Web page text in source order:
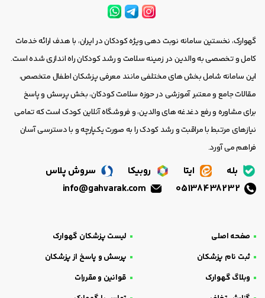
گهوارک، نخستین سامانه نوبت دهی ویژه کودکان در ایران، با هدف ارائه خدمات
کامل و تخصصی به والدین در زمینه سلامت و رشد کودکان راه اندازی شده است.
این سامانه شامل بخش های مختلفی مانند معرفی پزشکان اطفال متخصص،
مقالات جامع و معتبر آموزشی در حوزه سلامت کودکان، بخش پرسش و پاسخ
برای مشاوره و رفع دغدغه های والدین، و فروشگاه آنلاین کودک است که تمامی
نیازهای مرتبط با مراقبت و رشد کودک را به صورت یکپارچه و با دسترسی آسان
فراهم می آورد.
بله ایتا روبیکا
سروش پلاس
صفحه اصلی
لیست پزشکان گهوارک
ثبت نام پزشکان
پرسش و پاسخ از پزشکان
وبلاگ گهوارک
قوانین و مقررات